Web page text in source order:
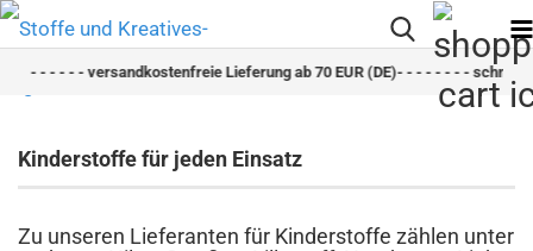
- - - - versandkostenfreie Lieferung ab 70 EUR (DE)- - - - - - - - schneller
Kinderstoffe für jeden Einsatz
Zu unseren Lieferanten für Kinderstoffe zählen unter